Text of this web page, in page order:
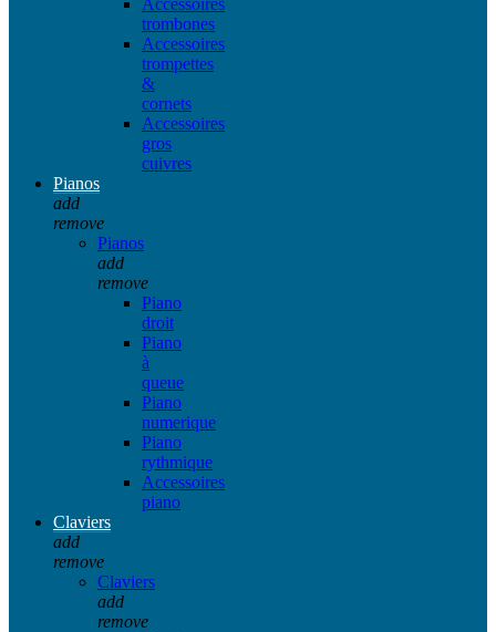
trombones
Accessoires
trompettes
&
cornets
Accessoires
gros
cuivres
Pianos
add
remove
Pianos
add
remove
Piano
droit
Piano
à
queue
Piano
numerique
Piano
rythmique
Accessoires
piano
Claviers
add
remove
Claviers
add
remove